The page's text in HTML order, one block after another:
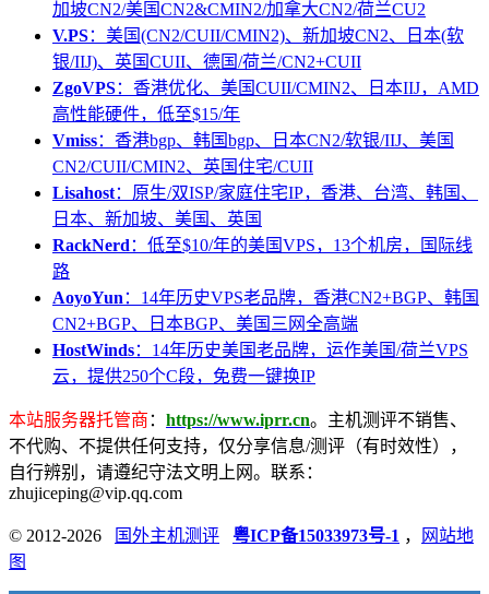
加坡CN2/美国CN2&CMIN2/加拿大CN2/荷兰CU2
V.PS：美国(CN2/CUII/CMIN2)、新加坡CN2、日本(软
银/IIJ)、英国CUII、德国/荷兰/CN2+CUII
ZgoVPS：香港优化、美国CUII/CMIN2、日本IIJ，AMD
高性能硬件，低至$15/年
Vmiss：香港bgp、韩国bgp、日本CN2/软银/IIJ、美国
CN2/CUII/CMIN2、英国住宅/CUII
Lisahost：原生/双ISP/家庭住宅IP，香港、台湾、韩国、
日本、新加坡、美国、英国
RackNerd ：低至$10/年的美国VPS，13个机房，国际线
路
AoyoYun ：14年历史VPS老品牌，香港CN2+BGP、韩国
CN2+BGP、日本BGP、美国三网全高端
HostWinds：14年历史美国老品牌，运作美国/荷兰VPS
云，提供250个C段，免费一键换IP
本站服务器托管商 ： https://www.iprr.cn。主机测评不销售、
不代购、不提供任何支持，仅分享信息/测评（有时效性），
自行辨别，请遵纪守法文明上网。联系：
zhujiceping@vip.qq.com
© 2012-2026 国外主机测评 粤ICP备15033973号-1 ，
网站地
图